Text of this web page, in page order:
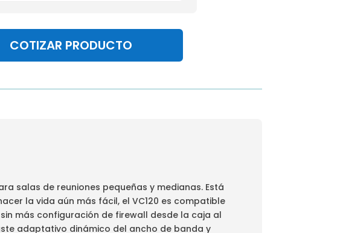
COTIZAR PRODUCTO
salas de reuniones pequeñas y medianas. Está
la vida aún más fácil, el VC120 es compatible
más configuración de firewall desde la caja al
adaptativo dinámico del ancho de banda y